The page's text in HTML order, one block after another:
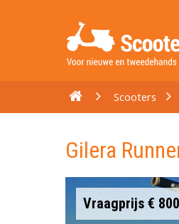
Scooters
Gilera
Vraagprijs €